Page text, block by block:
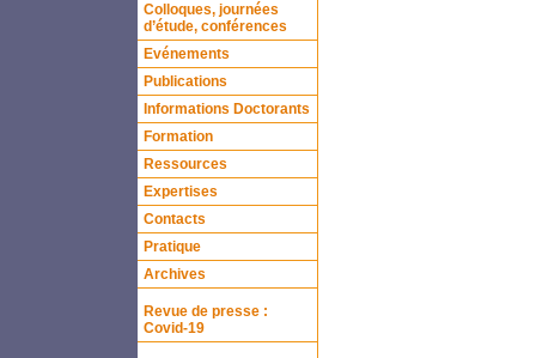
Colloques, journées
d’étude, conférences
Evénements
Publications
Informations Doctorants
Formation
Ressources
Expertises
Contacts
Pratique
Archives
Revue de presse :
Covid-19